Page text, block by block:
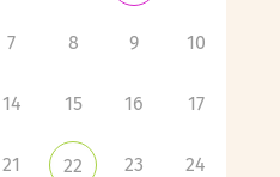
7 8 9 10
14 15 16 17
21 22 23 24